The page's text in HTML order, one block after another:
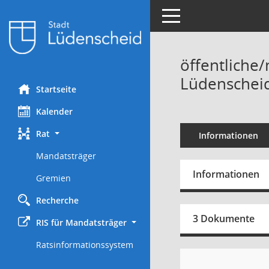
Startseite
Kalender
Rat
Mandatsträger
Gremien
Recherche
RIS für Mandatsträger
Ratsinformationssystem
Toggle navigation
öffentliche/
Informationen
Informationen
3 Dokumente